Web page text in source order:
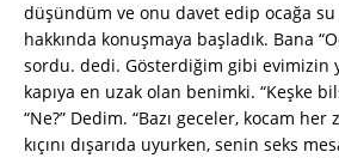
düşündüm ve onu davet edip ocağa su
hakkında konuşmaya başladık. Bana
sordu. dedi. Gösterdiğim gibi evimizin
kapıya en uzak olan benimki. “Keşke
“Ne?” Dedim. “Bazı geceler, kocam
kıçını dışarıda uyurken, senin seks